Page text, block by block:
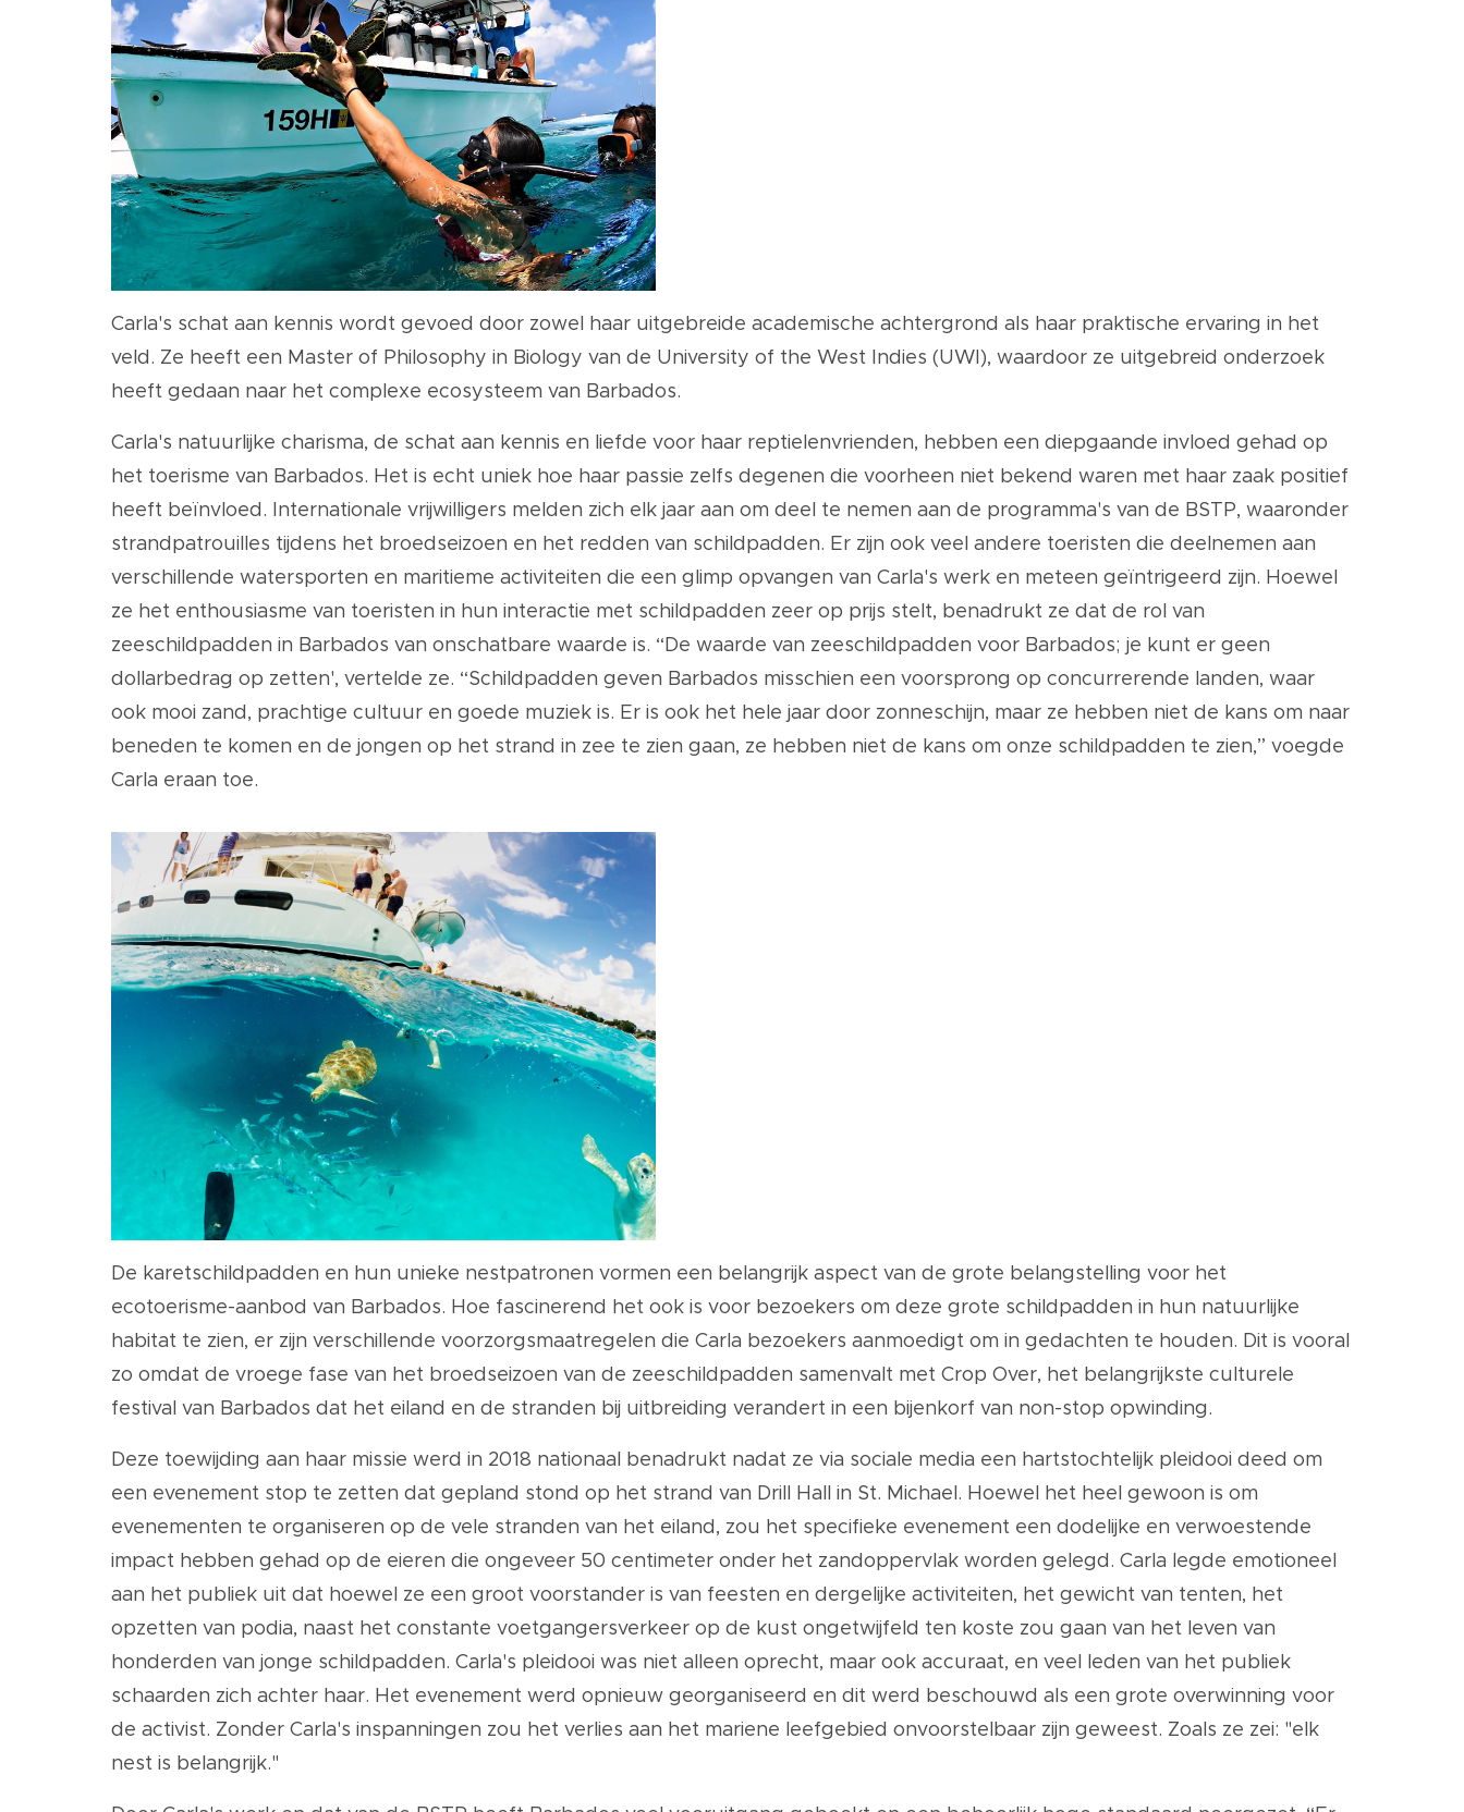
Carla's schat aan kennis wordt gevoed door zowel haar uitgebreide academische achtergrond als haar praktische ervaring in het
veld. Ze heeft een Master of Philosophy in Biology van de University of the West Indies (UWI), waardoor ze uitgebreid onderzoek
heeft gedaan naar het complexe ecosysteem van Barbados.
Carla's natuurlijke charisma, de schat aan kennis en liefde voor haar reptielenvrienden, hebben een diepgaande invloed gehad op
het toerisme van Barbados. Het is echt uniek hoe haar passie zelfs degenen die voorheen niet bekend waren met haar zaak positief
heeft beïnvloed. Internationale vrijwilligers melden zich elk jaar aan om deel te nemen aan de programma's van de BSTP, waaronder
strandpatrouilles tijdens het broedseizoen en het redden van schildpadden. Er zijn ook veel andere toeristen die deelnemen aan
verschillende watersporten en maritieme activiteiten die een glimp opvangen van Carla's werk en meteen geïntrigeerd zijn. Hoewel
ze het enthousiasme van toeristen in hun interactie met schildpadden zeer op prijs stelt, benadrukt ze dat de rol van
zeeschildpadden in Barbados van onschatbare waarde is. “De waarde van zeeschildpadden voor Barbados; je kunt er geen
dollarbedrag op zetten', vertelde ze. “Schildpadden geven Barbados misschien een voorsprong op concurrerende landen, waar
ook mooi zand, prachtige cultuur en goede muziek is. Er is ook het hele jaar door zonneschijn, maar ze hebben niet de kans om naar
beneden te komen en de jongen op het strand in zee te zien gaan, ze hebben niet de kans om onze schildpadden te zien,” voegde
Carla eraan toe.
De karetschildpadden en hun unieke nestpatronen vormen een belangrijk aspect van de grote belangstelling voor het
ecotoerisme-aanbod van Barbados. Hoe fascinerend het ook is voor bezoekers om deze grote schildpadden in hun natuurlijke
habitat te zien, er zijn verschillende voorzorgsmaatregelen die Carla bezoekers aanmoedigt om in gedachten te houden. Dit is vooral
zo omdat de vroege fase van het broedseizoen van de zeeschildpadden samenvalt met Crop Over, het belangrijkste culturele
festival van Barbados dat het eiland en de stranden bij uitbreiding verandert in een bijenkorf van non-stop opwinding.
Deze toewijding aan haar missie werd in 2018 nationaal benadrukt nadat ze via sociale media een hartstochtelijk pleidooi deed om
een evenement stop te zetten dat gepland stond op het strand van Drill Hall in St. Michael. Hoewel het heel gewoon is om
evenementen te organiseren op de vele stranden van het eiland, zou het specifieke evenement een dodelijke en verwoestende
impact hebben gehad op de eieren die ongeveer 50 centimeter onder het zandoppervlak worden gelegd. Carla legde emotioneel
aan het publiek uit dat hoewel ze een groot voorstander is van feesten en dergelijke activiteiten, het gewicht van tenten, het
opzetten van podia, naast het constante voetgangersverkeer op de kust ongetwijfeld ten koste zou gaan van het leven van
honderden van jonge schildpadden. Carla's pleidooi was niet alleen oprecht, maar ook accuraat, en veel leden van het publiek
schaarden zich achter haar. Het evenement werd opnieuw georganiseerd en dit werd beschouwd als een grote overwinning voor
de activist. Zonder Carla's inspanningen zou het verlies aan het mariene leefgebied onvoorstelbaar zijn geweest. Zoals ze zei: "elk
nest is belangrijk."